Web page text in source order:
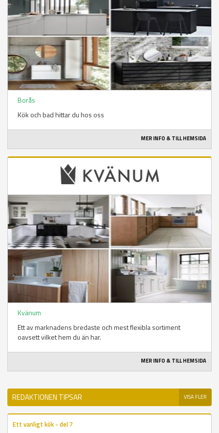
Borås
Kök och bad hittar du hos oss
MER INFO & TILL HEMSIDA
Kvänum
Ett av marknadens bredaste och mest flexibla sortiment
oavsett vilket hem du än har.
MER INFO & TILL HEMSIDA
REDAKTIONEN TIPSAR VISA FLER
Ett vanligt kök - del 7